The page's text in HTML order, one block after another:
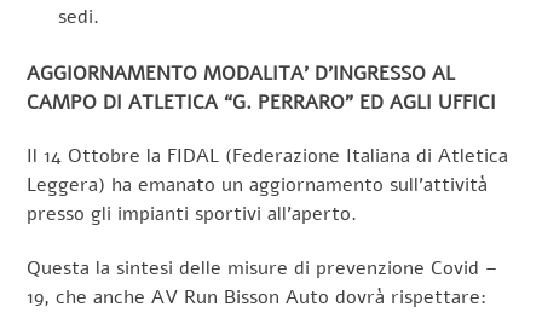
sedi.
AGGIORNAMENTO MODALITA’ D’INGRESSO AL
CAMPO DI ATLETICA “G. PERRARO” ED AGLI UFFICI
Il 14 Ottobre la FIDAL (Federazione Italiana di Atletica
Leggera) ha emanato un aggiornamento sull’attività
presso gli impianti sportivi all’aperto.
Questa la sintesi delle misure di prevenzione Covid –
19, che anche AV Run Bisson Auto dovrà rispettare: